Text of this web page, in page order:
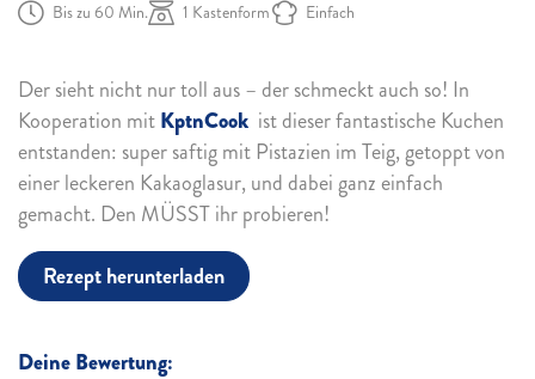
Bis zu 60 Min. 1 Kastenform Einfach
Der sieht nicht nur toll aus – der schmeckt auch so! In
Kooperation mitKptnCook ist dieser fantastische Kuchen
entstanden: super saftig mit Pistazien im Teig, getoppt von
einer leckeren Kakaoglasur, und dabei ganz einfach
gemacht. Den MÜSST ihr probieren!
Rezept herunterladen
Deine Bewertung: